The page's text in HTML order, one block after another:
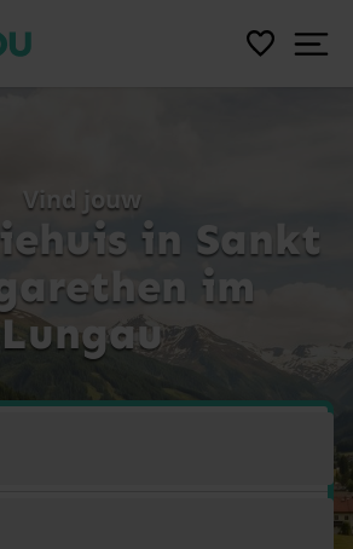
Vind jouw
in Sankt
im
Lungau